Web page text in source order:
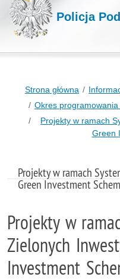
Policja
Strona główna
Okres
Projekty w ramach
Green
Projekty w ramach
Green Investment
Projekty w
Zielonych
Investment